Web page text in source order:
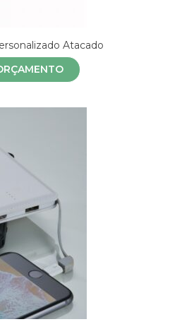
Atacado